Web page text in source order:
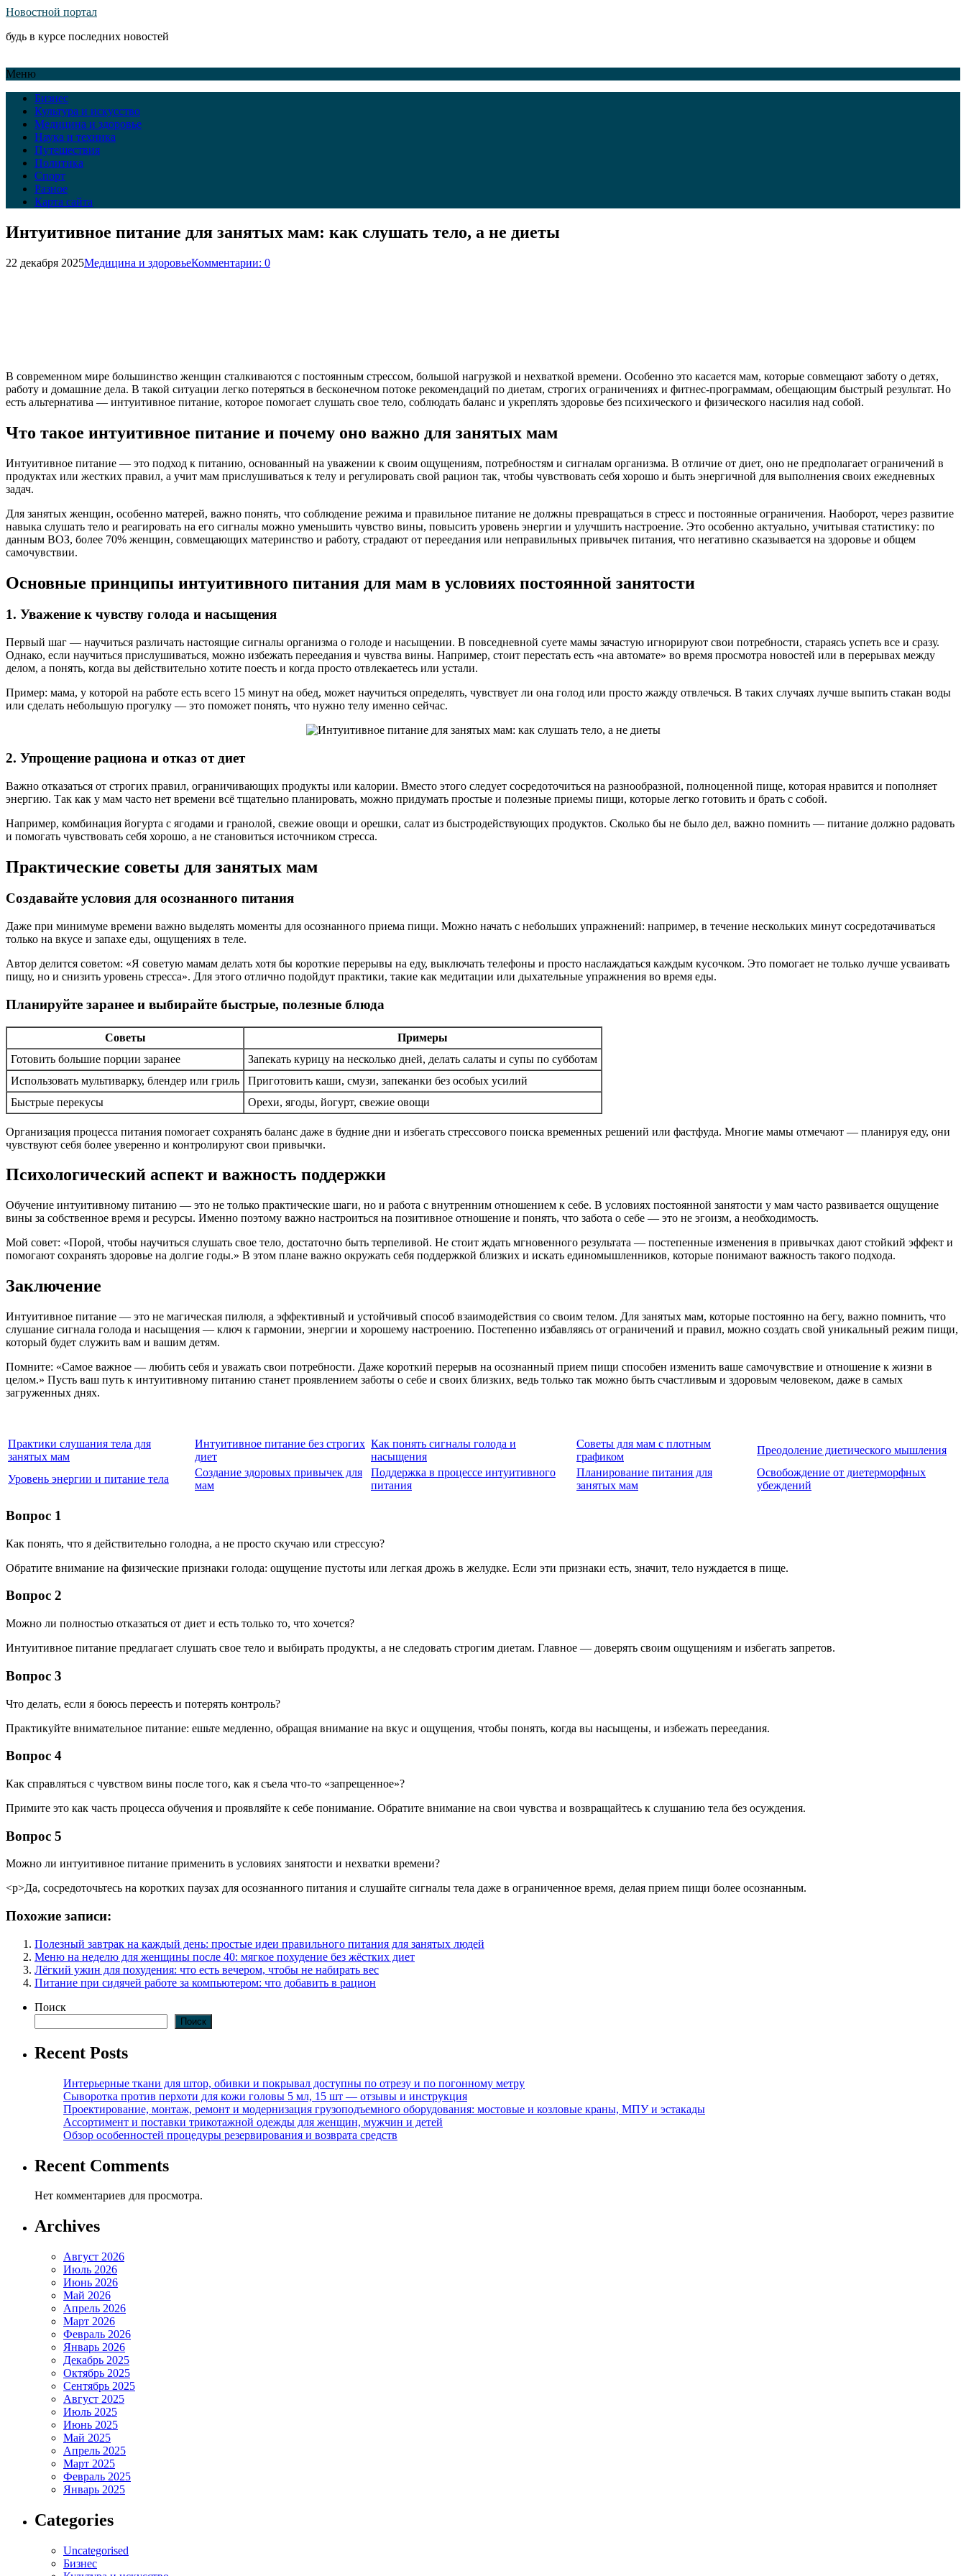
Новостной портал
будь в курсе последних новостей
Меню
Бизнес
Культура и искусство
Медицина и здоровье
Наука и техника
Путешествия
Политика
Спорт
Разное
Карта сайта
Интуитивное питание для занятых мам: как слушать тело, а не диеты
22 декабря 2025Медицина и здоровьеКомментарии: 0
В современном мире большинство женщин сталкиваются с постоянным стрессом, большой нагрузкой и нехваткой времени. Особенно это касается мам, которые совмещают заботу о детях,
работу и домашние дела. В такой ситуации легко потеряться в бесконечном потоке рекомендаций по диетам, строгих ограничениях и фитнес-программам, обещающим быстрый результат. Но
есть альтернатива — интуитивное питание, которое помогает слушать свое тело, соблюдать баланс и укреплять здоровье без психического и физического насилия над собой.
Что такое интуитивное питание и почему оно важно для занятых мам
Интуитивное питание — это подход к питанию, основанный на уважении к своим ощущениям, потребностям и сигналам организма. В отличие от диет, оно не предполагает ограничений в
продуктах или жестких правил, а учит мам прислушиваться к телу и регулировать свой рацион так, чтобы чувствовать себя хорошо и быть энергичной для выполнения своих ежедневных
задач.
Для занятых женщин, особенно матерей, важно понять, что соблюдение режима и правильное питание не должны превращаться в стресс и постоянные ограничения. Наоборот, через развитие
навыка слушать тело и реагировать на его сигналы можно уменьшить чувство вины, повысить уровень энергии и улучшить настроение. Это особенно актуально, учитывая статистику: по
данным ВОЗ, более 70% женщин, совмещающих материнство и работу, страдают от переедания или неправильных привычек питания, что негативно сказывается на здоровье и общем
самочувствии.
Основные принципы интуитивного питания для мам в условиях постоянной занятости
1. Уважение к чувству голода и насыщения
Первый шаг — научиться различать настоящие сигналы организма о голоде и насыщении. В повседневной суете мамы зачастую игнорируют свои потребности, стараясь успеть все и сразу.
Однако, если научиться прислушиваться, можно избежать переедания и чувства вины. Например, стоит перестать есть «на автомате» во время просмотра новостей или в перерывах между
делом, а понять, когда вы действительно хотите поесть и когда просто отвлекаетесь или устали.
Пример: мама, у которой на работе есть всего 15 минут на обед, может научиться определять, чувствует ли она голод или просто жажду отвлечься. В таких случаях лучше выпить стакан воды
или сделать небольшую прогулку — это поможет понять, что нужно телу именно сейчас.
2. Упрощение рациона и отказ от диет
Важно отказаться от строгих правил, ограничивающих продукты или калории. Вместо этого следует сосредоточиться на разнообразной, полноценной пище, которая нравится и пополняет
энергию. Так как у мам часто нет времени всё тщательно планировать, можно придумать простые и полезные приемы пищи, которые легко готовить и брать с собой.
Например, комбинация йогурта с ягодами и гранолой, свежие овощи и орешки, салат из быстродействующих продуктов. Сколько бы не было дел, важно помнить — питание должно радовать
и помогать чувствовать себя хорошо, а не становиться источником стресса.
Практические советы для занятых мам
Создавайте условия для осознанного питания
Даже при минимуме времени важно выделять моменты для осознанного приема пищи. Можно начать с небольших упражнений: например, в течение нескольких минут сосредотачиваться
только на вкусе и запахе еды, ощущениях в теле.
Автор делится советом: «Я советую мамам делать хотя бы короткие перерывы на еду, выключать телефоны и просто наслаждаться каждым кусочком. Это помогает не только лучше усваивать
пищу, но и снизить уровень стресса». Для этого отлично подойдут практики, такие как медитации или дыхательные упражнения во время еды.
Планируйте заранее и выбирайте быстрые, полезные блюда
Советы
Примеры
Готовить большие порции заранее
Запекать курицу на несколько дней, делать салаты и супы по субботам
Использовать мультиварку, блендер или гриль
Приготовить каши, смузи, запеканки без особых усилий
Быстрые перекусы
Орехи, ягоды, йогурт, свежие овощи
Организация процесса питания помогает сохранять баланс даже в будние дни и избегать стрессового поиска временных решений или фастфуда. Многие мамы отмечают — планируя еду, они
чувствуют себя более уверенно и контролируют свои привычки.
Психологический аспект и важность поддержки
Обучение интуитивному питанию — это не только практические шаги, но и работа с внутренним отношением к себе. В условиях постоянной занятости у мам часто развивается ощущение
вины за собственное время и ресурсы. Именно поэтому важно настроиться на позитивное отношение и понять, что забота о себе — это не эгоизм, а необходимость.
Мой совет: «Порой, чтобы научиться слушать свое тело, достаточно быть терпеливой. Не стоит ждать мгновенного результата — постепенные изменения в привычках дают стойкий эффект и
помогают сохранять здоровье на долгие годы.» В этом плане важно окружать себя поддержкой близких и искать единомышленников, которые понимают важность такого подхода.
Заключение
Интуитивное питание — это не магическая пилюля, а эффективный и устойчивый способ взаимодействия со своим телом. Для занятых мам, которые постоянно на бегу, важно помнить, что
слушание сигнала голода и насыщения — ключ к гармонии, энергии и хорошему настроению. Постепенно избавляясь от ограничений и правил, можно создать свой уникальный режим пищи,
который будет служить вам и вашим детям.
Помните: «Самое важное — любить себя и уважать свои потребности. Даже короткий перерыв на осознанный прием пищи способен изменить ваше самочувствие и отношение к жизни в
целом.» Пусть ваш путь к интуитивному питанию станет проявлением заботы о себе и своих близких, ведь только так можно быть счастливым и здоровым человеком, даже в самых
загруженных днях.
Практики слушания тела для
занятых мам
Интуитивное питание без строгих
диет
Как понять сигналы голода и
насыщения
Советы для мам с плотным
графиком
Преодоление диетического мышления
Уровень энергии и питание тела
Создание здоровых привычек для
мам
Поддержка в процессе интуитивного
питания
Планирование питания для
занятых мам
Освобождение от диетерморфных
убеждений
Вопрос 1
Как понять, что я действительно голодна, а не просто скучаю или стрессую?
Обратите внимание на физические признаки голода: ощущение пустоты или легкая дрожь в желудке. Если эти признаки есть, значит, тело нуждается в пище.
Вопрос 2
Можно ли полностью отказаться от диет и есть только то, что хочется?
Интуитивное питание предлагает слушать свое тело и выбирать продукты, а не следовать строгим диетам. Главное — доверять своим ощущениям и избегать запретов.
Вопрос 3
Что делать, если я боюсь переесть и потерять контроль?
Практикуйте внимательное питание: ешьте медленно, обращая внимание на вкус и ощущения, чтобы понять, когда вы насыщены, и избежать переедания.
Вопрос 4
Как справляться с чувством вины после того, как я съела что-то «запрещенное»?
Примите это как часть процесса обучения и проявляйте к себе понимание. Обратите внимание на свои чувства и возвращайтесь к слушанию тела без осуждения.
Вопрос 5
Можно ли интуитивное питание применить в условиях занятости и нехватки времени?
<р>Да, сосредоточьтесь на коротких паузах для осознанного питания и слушайте сигналы тела даже в ограниченное время, делая прием пищи более осознанным.
Похожие записи:
Полезный завтрак на каждый день: простые идеи правильного питания для занятых людей
Меню на неделю для женщины после 40: мягкое похудение без жёстких диет
Лёгкий ужин для похудения: что есть вечером, чтобы не набирать вес
Питание при сидячей работе за компьютером: что добавить в рацион
Поиск
Поиск
Recent Posts
Интерьерные ткани для штор, обивки и покрывал доступны по отрезу и по погонному метру
Сыворотка против перхоти для кожи головы 5 мл, 15 шт — отзывы и инструкция
Проектирование, монтаж, ремонт и модернизация грузоподъемного оборудования: мостовые и козловые краны, МПУ и эстакады
Ассортимент и поставки трикотажной одежды для женщин, мужчин и детей
Обзор особенностей процедуры резервирования и возврата средств
Recent Comments
Нет комментариев для просмотра.
Archives
Август 2026
Июль 2026
Июнь 2026
Май 2026
Апрель 2026
Март 2026
Февраль 2026
Январь 2026
Декабрь 2025
Октябрь 2025
Сентябрь 2025
Август 2025
Июль 2025
Июнь 2025
Май 2025
Апрель 2025
Март 2025
Февраль 2025
Январь 2025
Categories
Uncategorised
Бизнес